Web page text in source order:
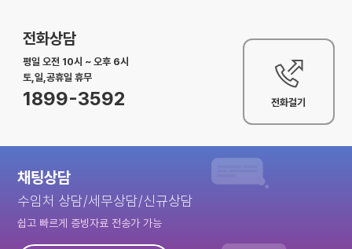
전화상담
평일 오전 10시 ~ 오후 6시
토,일,공휴일 휴무
1899-3592 전화걸기
채팅상담
수임처 상담/세무상담/신규상담
쉽고 빠르게 증빙자료 전송가 가능